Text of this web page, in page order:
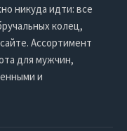
никуда идти: все
колец,
Ассортимент
для мужчин,
и